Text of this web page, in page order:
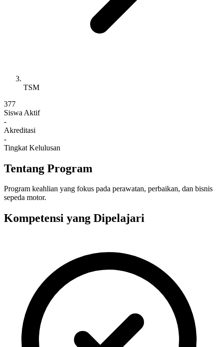
TSM
377
Siswa Aktif
-
Akreditasi
-
Tingkat Kelulusan
Tentang Program
Program keahlian yang fokus pada perawatan, perbaikan, dan bisnis
sepeda motor.
Kompetensi yang Dipelajari